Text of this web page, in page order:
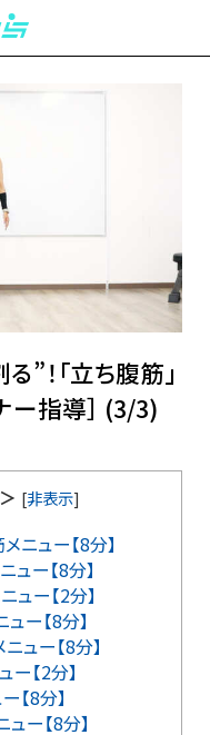
”！「立ち腹筋」
ー指導］ (3/3)
[非表示]
ュー【8分】
ー【8分】
ー【2分】
ー【8分】
ー【8分】
【2分】
8分】
ー【8分】